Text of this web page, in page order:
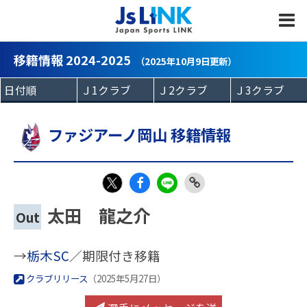
移籍情報 2024-2025 （2025年10月9日更新）
ファジアーノ岡山 移籍情報
X
Fac
eb
k
Out 太田 龍之介
→栃木SC／期限付き移籍
クラブリリース （2025年5月27日）